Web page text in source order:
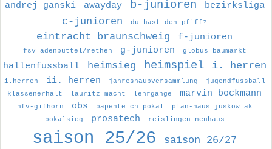
andrej ganski awayday b-junioren bezirksliga
c-junioren du hast den pfiff?
eintracht braunschweig f-junioren
fsv adenbüttel/rethen g-junioren globus baumarkt
hallenfussball heimsieg heimspiel i. herren
i.herren ii. herren jahreshaupversammlung
jugendfussball
klassenerhalt
lauritz macht lehrgänge marvin bockmann
nfv-gifhorn obs papenteich pokal
plan-haus juskowiak
pokalsieg
prosatech reislingen-neuhaus
saison 25/26 saison 26/27